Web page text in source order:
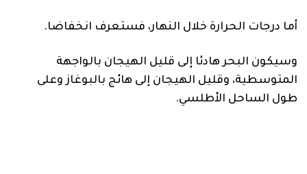
أما درجات الحرارة خلال النهار، فستعرف انخفاضا.
وسيكون البحر هادئا إلى قليل الهيجان بالواجهة
المتوسطية، وقليل الهيجان إلى هائج بالبوغاز وعلى
طول الساحل الأطلسي.